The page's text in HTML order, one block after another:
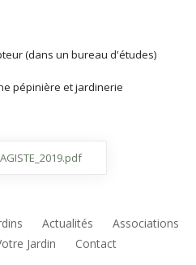
(dans un bureau d'études)
pépinière et jardinerie
Actualités
Associations
Jardin Contact